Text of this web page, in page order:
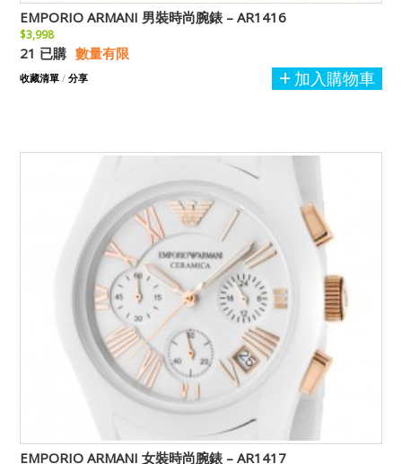
EMPORIO ARMANI 男裝時尚腕錶 – AR1416
$3,998
21 已購 數量有限
加入購物車
收藏清單 / 分享
EMPORIO ARMANI 女裝時尚腕錶 – AR1417